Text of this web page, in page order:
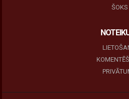
ŠOKS